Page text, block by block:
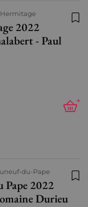
2022
- Paul
+
du-Pape
Pape 2022
Durieu